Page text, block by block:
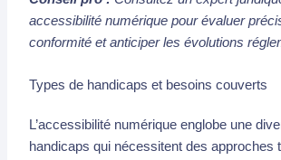
accessibilité numérique pour évaluer
conformité et anticiper les évolutions
Types de handicaps et besoins couverts
L’accessibilité numérique englobe une
handicaps qui nécessitent des approches